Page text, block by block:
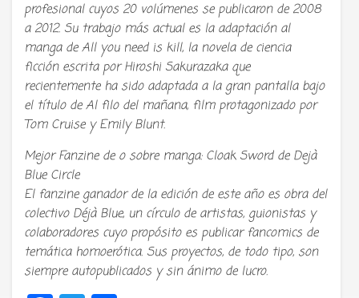
profesional cuyos 20 volúmenes se publicaron de 2008
a 2012. Su trabajo más actual es la adaptación al
manga de All you need is kill, la novela de ciencia
ficción escrita por Hiroshi Sakurazaka que
recientemente ha sido adaptada a la gran pantalla bajo
el título de Al filo del mañana, film protagonizado por
Tom Cruise y Emily Blunt.
Mejor Fanzine de o sobre manga: Cloak Sword de Dejà
Blue Circle
El fanzine ganador de la edición de este año es obra del
colectivo Déjà Blue, un círculo de artistas, guionistas y
colaboradores cuyo propósito es publicar fancomics de
temática homoerótica. Sus proyectos, de todo tipo, son
siempre autopublicados y sin ánimo de lucro.